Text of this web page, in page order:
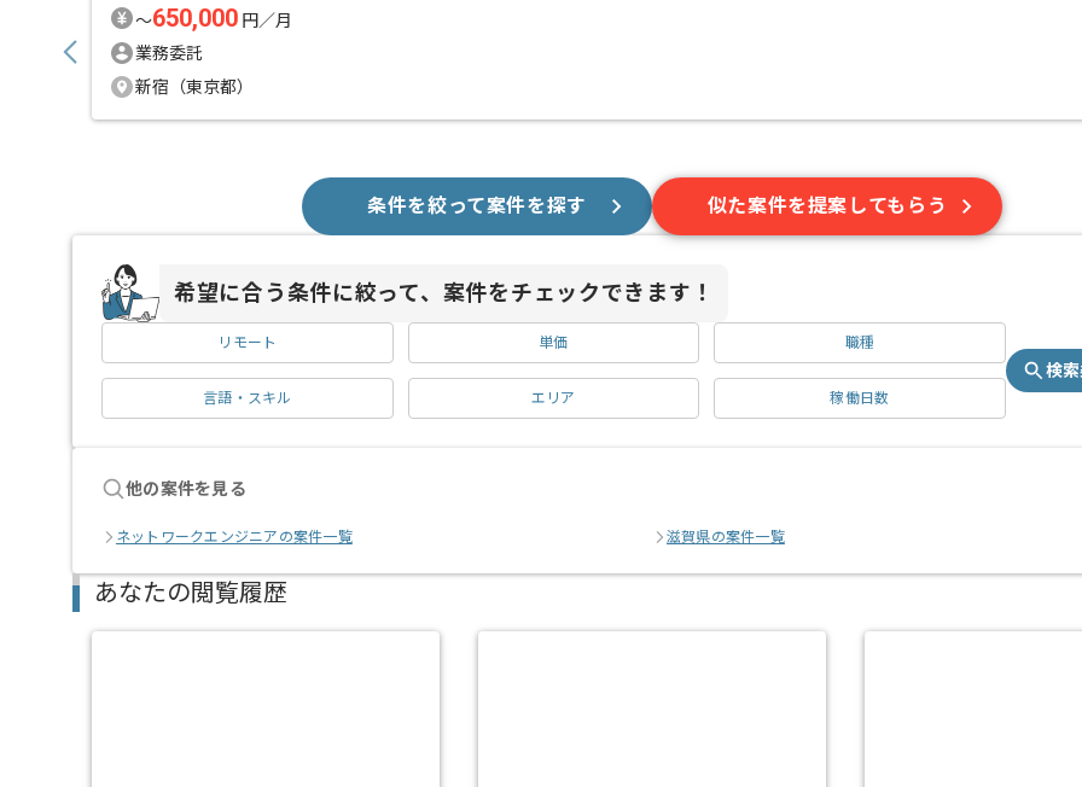
〜650,000 円／月
業務委託
新宿（東京都）
条件を絞って案件を探す 似た案件を提案してもらう
希望に合う条件に絞って、案件をチェックできます！
リモート 単価 職種
言語・スキル エリア 稼働日数
検
他の案件を見る
ネットワークエンジニアの案件一覧 滋賀県の案件一覧
あなたの閲覧履歴